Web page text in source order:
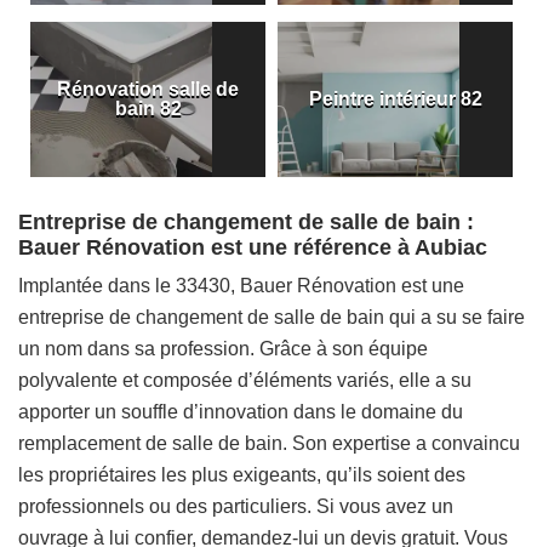
Rénovation salle de
bain 82
Peintre intérieur 82
Entreprise de changement de salle de bain :
Bauer Rénovation est une référence à Aubiac
Implantée dans le 33430, Bauer Rénovation est une
entreprise de changement de salle de bain qui a su se faire
un nom dans sa profession. Grâce à son équipe
polyvalente et composée d’éléments variés, elle a su
apporter un souffle d’innovation dans le domaine du
remplacement de salle de bain. Son expertise a convaincu
les propriétaires les plus exigeants, qu’ils soient des
professionnels ou des particuliers. Si vous avez un
ouvrage à lui confier, demandez-lui un devis gratuit. Vous